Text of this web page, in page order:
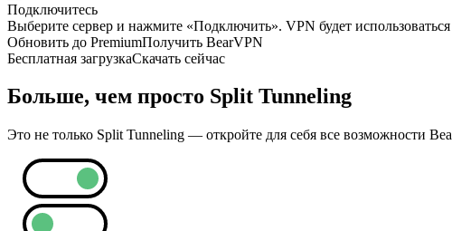
Подключитесь
Выберите сервер и нажмите «Подключить». VPN будет
Обновить до PremiumПолучить BearVPN
Бесплатная загрузкаСкачать сейчас
Больше, чем просто Split Tunneling
Это не только Split Tunneling — откройте для себя все возможности